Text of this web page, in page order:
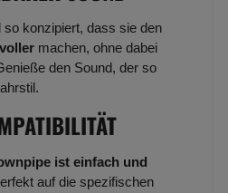
konzipiert, dass sie den
machen, ohne dabei
den Sound, der so
ist einfach und
auf die spezifischen